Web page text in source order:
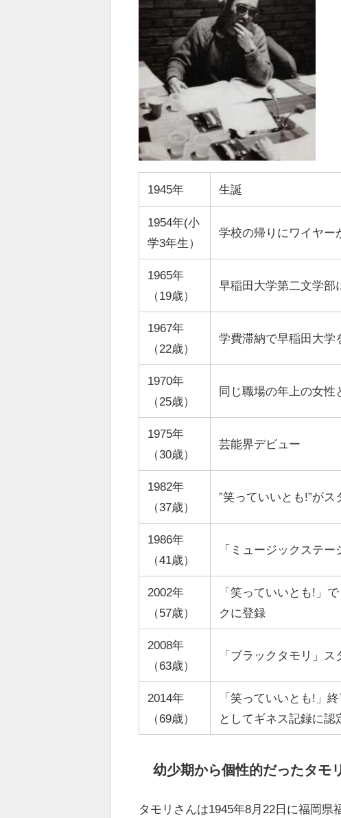
1945年 生誕
1954年(小
学3年生）
学校の帰りにワイヤー
1965年
（19歳）
早稲田大学第二文学部
1967年
（22歳）
学費滞納で早稲田大学
1970年
（25歳）
同じ職場の年上の女性
1975年
（30歳）
芸能界デビュー
1982年
（37歳）
”笑っていいとも!”がス
1986年
（41歳）
「ミュージックステ
2002年
（57歳）
「笑っていいとも!」で
ク に登録
2008年
（63歳）
「ブラックタモリ」ス
2014年
（69歳）
「笑っていいとも!」終
としてギネス記録に認
幼少期から個性的だったタモ
タモリさんは1945年8月22日に福岡県